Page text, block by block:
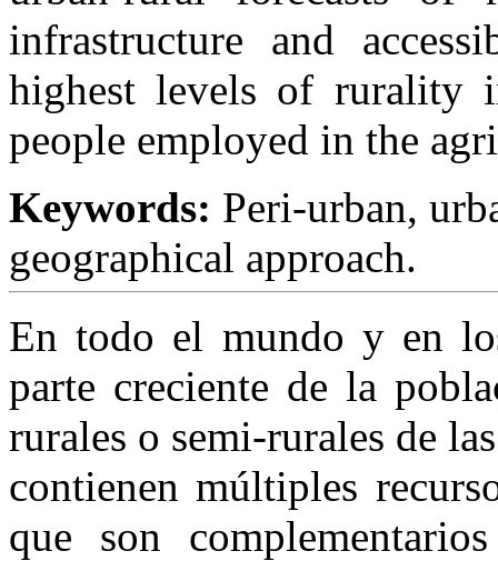
infrastructure and
highest levels of rurality
people employed in the
Keywords: Peri-urban,
geographical approach.
En todo el mundo y en
parte creciente de la
rurales o semi-rurales de
contienen múltiples
que son